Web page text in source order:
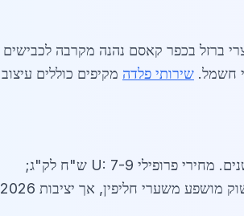
לק"ג, וגדרות מוכנות ב-15-20 ש"ח למטר. ייצור מוצרי ברזל בכפר קאסם נהנה מקרבה לכבישים
שירותי פלדה מקיפים כוללים עיצוב
כוללים חברות עם תו תקן ישראלי, המציעות אחריות של 10 שנים. מחירי פרופילי U: 7-9 ש"ח לק"ג;
צירים: 6-8 ש"ח לק"ג. הביקוש לעיריות סמוכות כמו פתח תקווה גבוה, עם הזמנות שנתיות של אלפי טונות. השוק מושפע משערי חליפין, אך יציבות 2026